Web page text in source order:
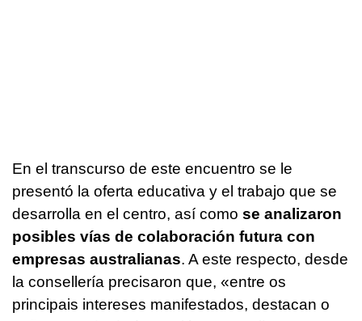
En el transcurso de este encuentro se le
presentó la oferta educativa y el trabajo que se
desarrolla en el centro, así como se analizaron
posibles vías de colaboración futura con
empresas australianas. A este respecto, desde
la consellería precisaron que, «entre os
principais intereses manifestados, destacan o